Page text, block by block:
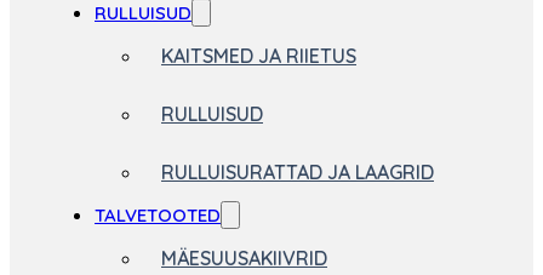
RULLUISUD
KAITSMED JA RIIETUS
RULLUISUD
RULLUISURATTAD JA LAAGRID
TALVETOOTED
MÄESUUSAKIIVRID